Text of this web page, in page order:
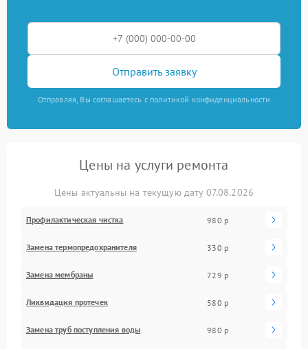
Отправить заявку
Отправляя, Вы соглашаетесь с политикой конфиденциальности
Цены на услуги ремонта
Цены актуальны на текущую дату 07.08.2026
Профилактическая чистка 980 р
Замена термопредохранителя 330 р
Замена мембраны 729 р
Ликвидация протечек 580 р
Замена труб поступления воды 980 р